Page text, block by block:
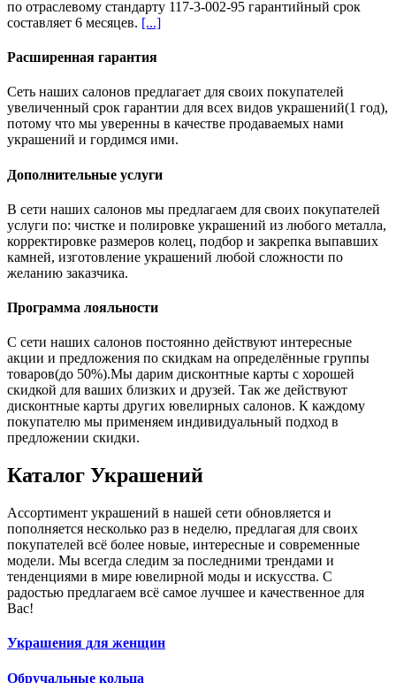
по отраслевому стандарту 117-3-002-95 гарантийный срок
составляет 6 месяцев. [...]
Расширенная гарантия
Сеть наших салонов предлагает для своих покупателей
увеличенный срок гарантии для всех видов украшений(1 год),
потому что мы уверенны в качестве продаваемых нами
украшений и гордимся ими.
Дополнительные услуги
В сети наших салонов мы предлагаем для своих покупателей
услуги по: чистке и полировке украшений из любого металла,
корректировке размеров колец, подбор и закрепка выпавших
камней, изготовление украшений любой сложности по
желанию заказчика.
Программа лояльности
С сети наших салонов постоянно действуют интересные
акции и предложения по скидкам на определённые группы
товаров(до 50%).Мы дарим дисконтные карты с хорошей
скидкой для ваших близких и друзей. Так же действуют
дисконтные карты других ювелирных салонов. К каждому
покупателю мы применяем индивидуальный подход в
предложении скидки.
Каталог Украшений
Ассортимент украшений в нашей сети обновляется и
пополняется несколько раз в неделю, предлагая для своих
покупателей всё более новые, интересные и современные
модели. Мы всегда следим за последними трендами и
тенденциями в мире ювелирной моды и искусства. С
радостью предлагаем всё самое лучшее и качественное для
Вас!
Украшения для женщин
Обручальные кольца